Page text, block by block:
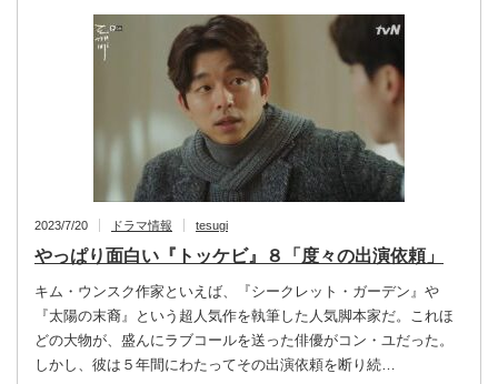
2023/7/20 ドラマ情報 tesugi
やっぱり面白い『トッケビ』８「度々の出演依頼」
キム・ウンスク作家といえば、『シークレット・ガーデン』や
『太陽の末裔』という超人気作を執筆した人気脚本家だ。これほ
どの大物が、盛んにラブコールを送った俳優がコン・ユだった。
しかし、彼は５年間にわたってその出演依頼を断り続…